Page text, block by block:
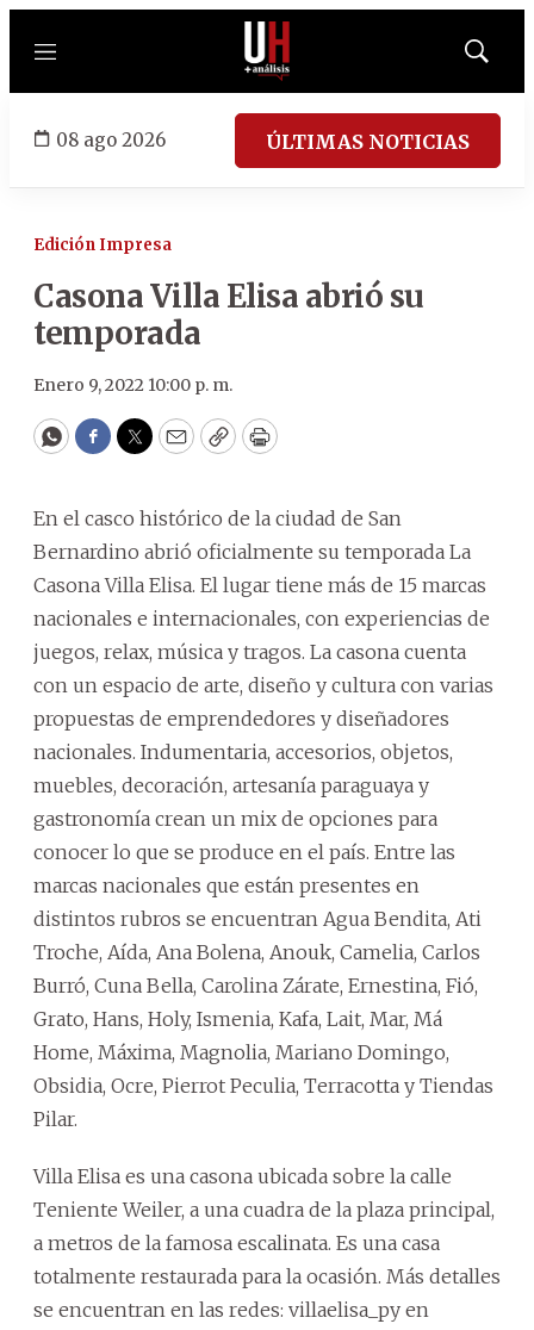
Menú
Mostrar
08 ago 2026 ÚLTIMAS NOTICIAS
Edición Impresa
Casona Villa Elisa abrió su
temporada
Enero 9, 2022 10:00 p. m.
WhatsApp
Facebook
Twitter
EmailCopyPrint
En el casco histórico de la ciudad de San
Bernardino abrió oficialmente su temporada La
Casona Villa Elisa. El lugar tiene más de 15 marcas
nacionales e internacionales, con experiencias de
juegos, relax, música y tragos. La casona cuenta
con un espacio de arte, diseño y cultura con varias
propuestas de emprendedores y diseñadores
nacionales. Indumentaria, accesorios, objetos,
muebles, decoración, artesanía paraguaya y
gastronomía crean un mix de opciones para
conocer lo que se produce en el país. Entre las
marcas nacionales que están presentes en
distintos rubros se encuentran Agua Bendita, Ati
Troche, Aída, Ana Bolena, Anouk, Camelia, Carlos
Burró, Cuna Bella, Carolina Zárate, Ernestina, Fió,
Grato, Hans, Holy, Ismenia, Kafa, Lait, Mar, Má
Home, Máxima, Magnolia, Mariano Domingo,
Obsidia, Ocre, Pierrot Peculia, Terracotta y Tiendas
Pilar.
Villa Elisa es una casona ubicada sobre la calle
Teniente Weiler, a una cuadra de la plaza principal,
a metros de la famosa escalinata. Es una casa
totalmente restaurada para la ocasión. Más detalles
se encuentran en las redes: villaelisa_py en